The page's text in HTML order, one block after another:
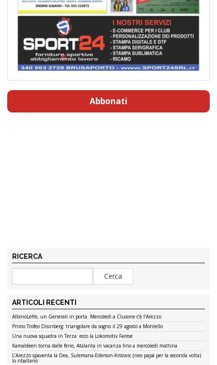
Abbonati
RICERCA
ARTICOLI RECENTI
AlbinoLeffe, un Generali in porta. Mercoledì a Clusone c’è l’Arezzo
Primo Trofeo Disinberg: triangolare da sogno il 29 agosto a Montello
Una nuova squadra in Terza: ecco la Lokomotiv Farese
Kamaldeen torna dalle ferie, Atalanta in vacanza fino a mercoledì mattina
L’Arezzo spaventa la Dea, Sulemana-Ederson-Krstovic (neo papà per la seconda volta)
lo ribaltano